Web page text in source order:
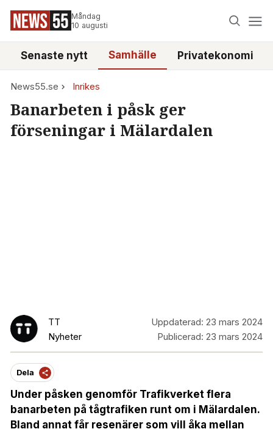
Måndag
10 augusti
Senaste nytt Samhälle Privatekonomi
News55.se Inrikes
Banarbeten i påsk ger
förseningar i Mälardalen
TT
Nyheter
Uppdaterad: 23 mars 2024
Publicerad: 23 mars 2024
Dela
Under påsken genomför Trafikverket flera
banarbeten på tågtrafiken runt om i Mälardalen.
Bland annat får resenärer som vill åka mellan